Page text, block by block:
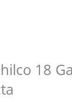
18